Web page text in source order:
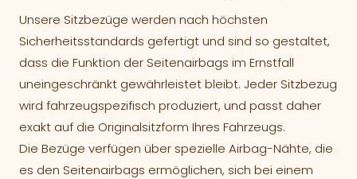
Unsere Sitzbezüge werden nach höchsten
Sicherheitsstandards gefertigt und sind so gestaltet,
dass die Funktion der Seitenairbags im Ernstfall
uneingeschränkt gewährleistet bleibt. Jeder Sitzbezug
wird fahrzeugspezifisch produziert, und passt daher
exakt auf die Originalsitzform Ihres Fahrzeugs.
Die Bezüge verfügen über spezielle Airbag-Nähte, die
es den Seitenairbags ermöglichen, sich bei einem